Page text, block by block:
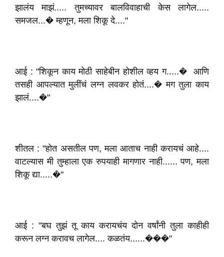
झालंय माझं..... तुमच्यावर बालविवाहाची केस लागेल.....
समजल...� म्हणून, मला शिकू दे...."
आई : "शिकून काय मोठी साहेबीन होशील व्हय ग.....� आणि
तसही आपल्यात मुलींचं लग्न लवकर होतं....� मग तुला काय
झालं....�"
शीतल : "होत असतील पण, मला आताच नाही करायचं आहे....
वाटल्यास मी तुम्हाला एक रुपयाही मागणार नाही...... पण, मला
शिकू द्या.....�"
आई : "बघ तुझं तू काय करायचंय दोन वर्षांनी तुला काहीही
करून लग्न करावच लागेल.... कळतंय......���"